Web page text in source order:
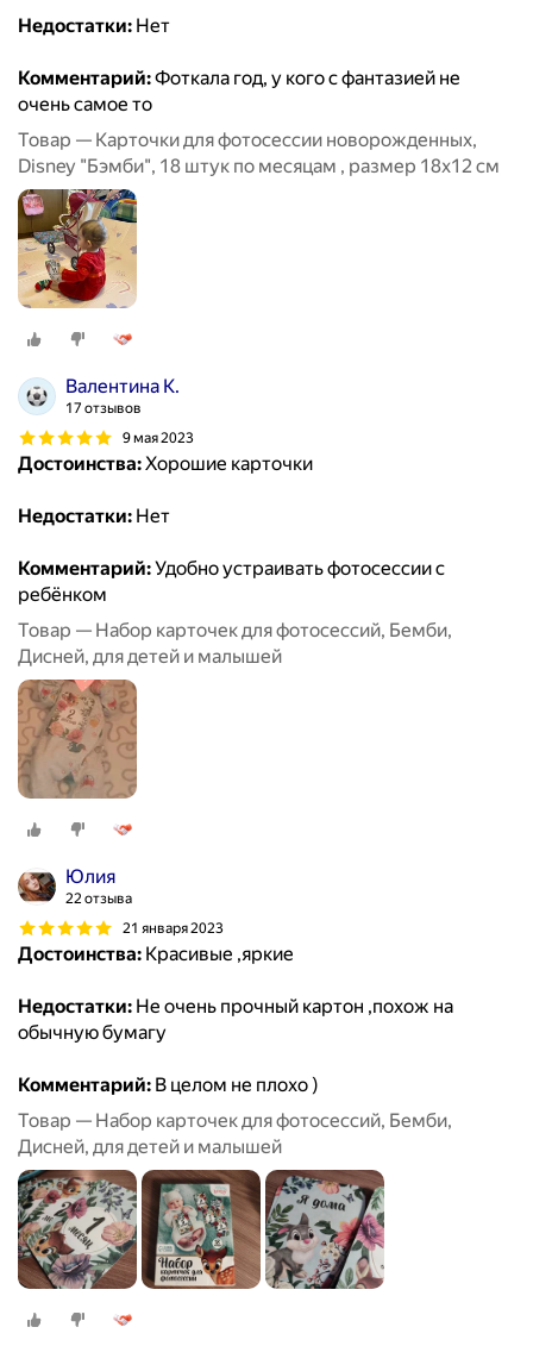
Недостатки: Нет
Комментарий:Фоткала год, у кого с фантазией не
очень самое то
Товар — Карточки для фотосессии новорожденных,
Disney "Бэмби", 18 штук по месяцам , размер 18х12 см
Валентина К.
17 отзывов
9 мая 2023
Достоинства:Хорошие карточки
Недостатки: Нет
Комментарий:Удобно устраивать фотосессии с
ребёнком
Товар — Набор карточек для фотосессий, Бемби,
Дисней, для детей и малышей
Юлия
22 отзыва
21 января 2023
Достоинства: Красивые ,яркие
Недостатки: Не очень прочный картон ,похож на
обычную бумагу
Комментарий: В целом не плохо )
Товар — Набор карточек для фотосессий, Бемби,
Дисней, для детей и малышей